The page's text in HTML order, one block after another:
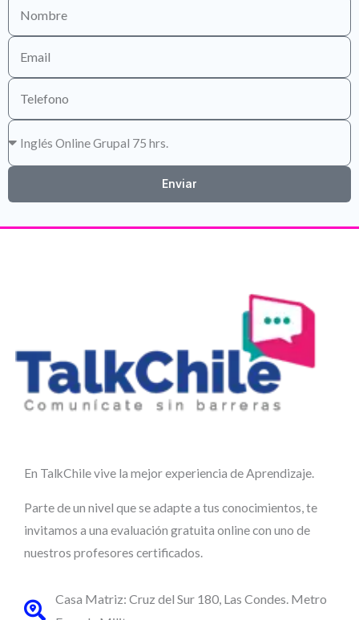
Enviar
En TalkChile vive la mejor experiencia de Aprendizaje.
Parte de un nivel que se adapte a tus conocimientos, te
invitamos a una evaluación gratuita online con uno de
nuestros profesores certificados.
Casa Matriz: Cruz del Sur 180, Las Condes. Metro